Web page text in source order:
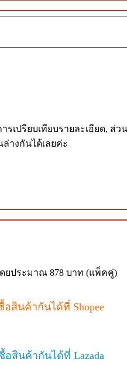
เปรียบเทียบรายละเอียด, ส่ว
างกันได้เลยค่ะ
ยประมาณ 878 บาท (แพ็คคู่)
อสินค้ากันได้ที่ Shopee
อสินค้ากันได้ที่ Lazada